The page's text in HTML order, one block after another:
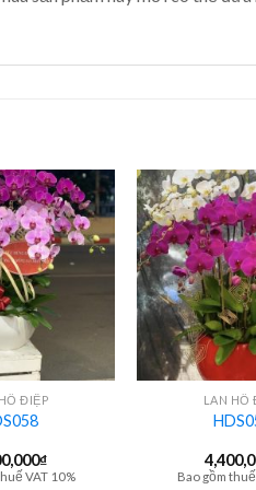
ĐIỆP
₫
VAT 10%
+
LAN HỒ
Bao gồm